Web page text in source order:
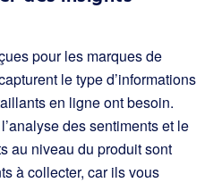
pour les marques de
le type d’informations
en ligne ont besoin.
des sentiments et le
au niveau du produit sont
à collecter, car ils vous